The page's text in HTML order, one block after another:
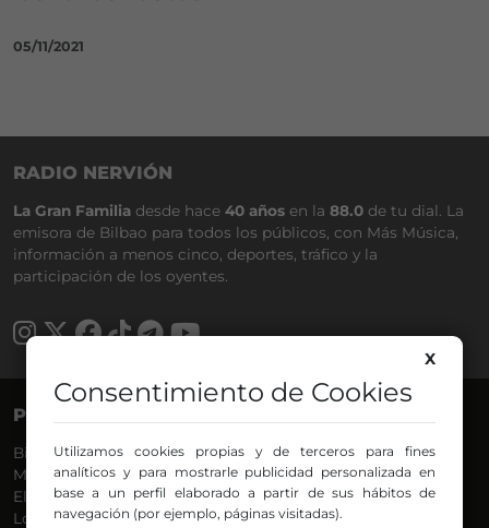
05/11/2021
RADIO NERVIÓN
La Gran Familia desde hace 40 años en la 88.0 de tu dial. La
emisora de Bilbao para todos los públicos, con Más Música,
información a menos cinco, deportes, tráfico y la
participación de los oyentes.
PROGRAMAS
Bilbosport
Más Música
El Madrugador
Lo Más Nuevo
Agurtzane
Belén Ollero
Dani
Eduardo
X
Consentimiento de Cookies
Utilizamos cookies propias y de terceros para fines
analíticos y para mostrarle publicidad personalizada en
base a un perfil elaborado a partir de sus hábitos de
navegación (por ejemplo, páginas visitadas).